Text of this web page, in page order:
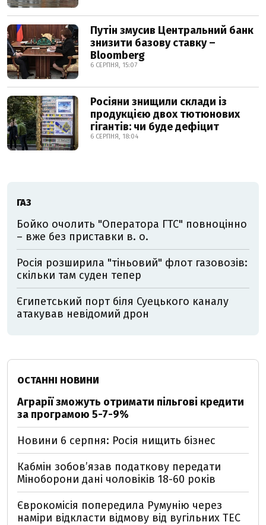
Путін змусив Центральний банк
знизити базову ставку –
Bloomberg
6 СЕРПНЯ, 15:07
Росіяни знищили склади із
продукцією двох тютюнових
гігантів: чи буде дефіцит
6 СЕРПНЯ, 18:04
ГАЗ
Бойко очолить "Оператора ГТС" повноцінно
– вже без приставки в. о.
Росія розширила "тіньовий" флот газовозів:
скільки там суден тепер
Єгипетський порт біля Суецького каналу
атакував невідомий дрон
ОСТАННІ НОВИНИ
Аграрії зможуть отримати пільгові кредити
за програмою 5-7-9%
Новини 6 серпня: Росія нищить бізнес
Кабмін зобовʼязав податкову передати
Міноборони дані чоловіків 18-60 років
Єврокомісія попередила Румунію через
наміри відкласти відмову від вугільних ТЕС